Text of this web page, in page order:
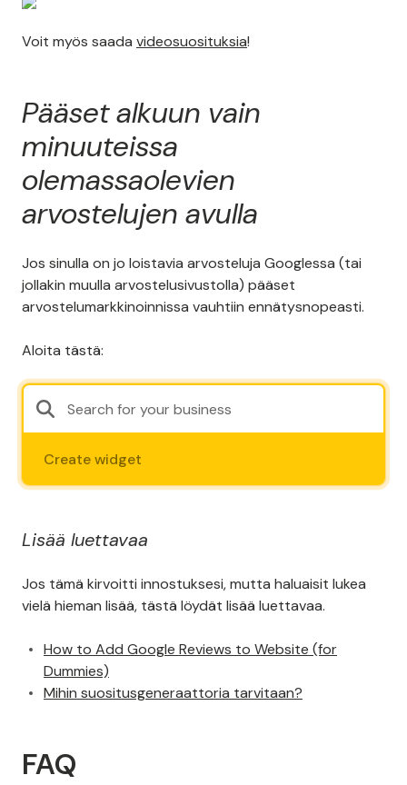
Voit myös saada videosuosituksia!
Pääset alkuun vain
minuuteissa
olemassaolevien
arvostelujen avulla
Jos sinulla on jo loistavia arvosteluja Googlessa (tai
jollakin muulla arvostelusivustolla) pääset
arvostelumarkkinoinnissa vauhtiin ennätysnopeasti.
Aloita tästä:
Create widget
Lisää luettavaa
Jos tämä kirvoitti innostuksesi, mutta haluaisit lukea
vielä hieman lisää, tästä löydät lisää luettavaa.
How to Add Google Reviews to Website (for
Dummies)
Mihin suositusgeneraattoria tarvitaan?
FAQ